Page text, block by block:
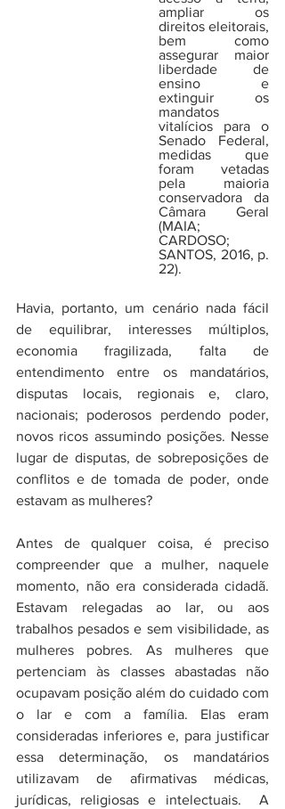
ampliar os
direitos eleitorais,
bem como
assegurar maior
liberdade de
ensino e
extinguir os
mandatos
vitalícios para o
Senado Federal,
medidas que
foram vetadas
pela maioria
conservadora da
Câmara Geral
(MAIA;
CARDOSO;
SANTOS, 2016, p.
22).
Havia, portanto, um cenário nada fácil
de equilibrar, interesses múltiplos,
economia fragilizada, falta de
entendimento entre os mandatários,
disputas locais, regionais e, claro,
nacionais; poderosos perdendo poder,
novos ricos assumindo posições. Nesse
lugar de disputas, de sobreposições de
conflitos e de tomada de poder, onde
estavam as mulheres?
Antes de qualquer coisa, é preciso
compreender que a mulher, naquele
momento, não era considerada cidadã.
Estavam relegadas ao lar, ou aos
trabalhos pesados e sem visibilidade, as
mulheres pobres. As mulheres que
pertenciam às classes abastadas não
ocupavam posição além do cuidado com
o lar e com a família. Elas eram
consideradas inferiores e, para justificar
essa determinação, os mandatários
utilizavam de afirmativas médicas,
jurídicas, religiosas e intelectuais.  A